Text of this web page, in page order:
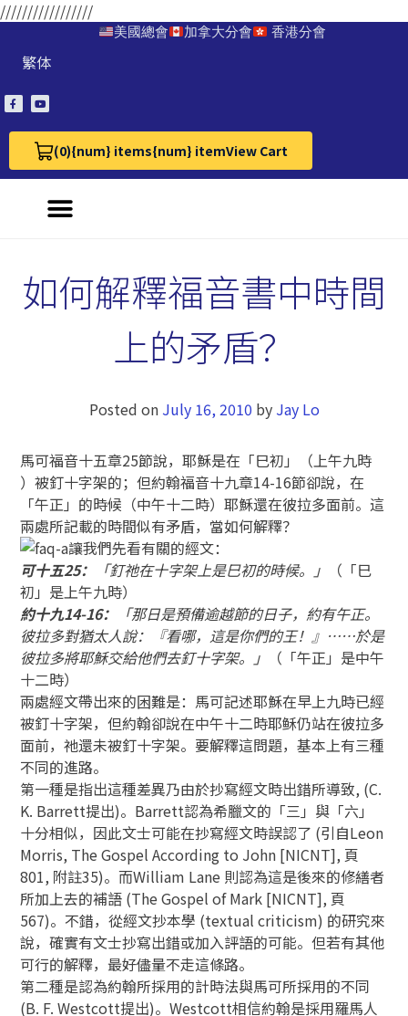
/////////////////
美國總會 加拿大分會 香港分會
繁体
(0)
View Cart 0{num} items{num} itemView Cart
如何解釋福音書中時間
上的矛盾？
Posted on July 16, 2010 by Jay Lo
馬可福音十五章25節說，耶穌是在「巳初」（上午九時
）被釘十字架的；但約翰福音十九章14-16節卻說，在
「午正」的時候（中午十二時）耶穌還在彼拉多面前。這
兩處所記載的時間似有矛盾，當如何解釋？
讓我們先看有關的經文：
可十五25：
「釘祂在十字架上是巳初的時候。」
（「巳
初」是上午九時）
約十九14-16：
「那日是預備逾越節的日子，約有午正。
彼拉多對猶太人說：『看哪，這是你們的王！』……於是
彼拉多將耶穌交給他們去釘十字架。」
（「午正」是中午
十二時）
兩處經文帶出來的困難是：馬可記述耶穌在早上九時已經
被釘十字架，但約翰卻說在中午十二時耶稣仍站在彼拉多
面前，祂還未被釘十字架。要解釋這問題，基本上有三種
不同的進路。
第一種是指出這種差異乃由於抄寫經文時出錯所導致, (C.
K. Barrett提出)。Barrett認為希臘文的「三」與「六」
十分相似，因此文士可能在抄寫經文時誤認了 (引自Leon
Morris, The Gospel According to John [NICNT], 頁
801, 附註35)。而William Lane 則認為這是後來的修繕者
所加上去的補語 (The Gospel of Mark [NICNT], 頁
567)。不錯，從經文抄本學 (textual criticism) 的研究來
說，確實有文士抄寫出錯或加入評語的可能。但若有其他
可行的解釋，最好儘量不走這條路。
第二種是認為約翰所採用的計時法與馬可所採用的不同
(B. F. Westcott提出)。Westcott相信約翰是採用羅馬人